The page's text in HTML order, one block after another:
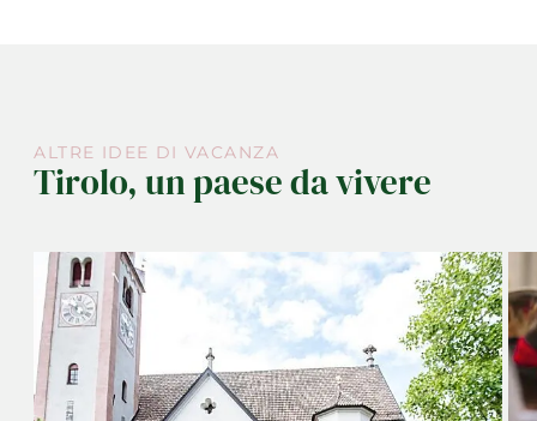
ALTRE IDEE DI VACANZA
Tirolo, un paese da vivere